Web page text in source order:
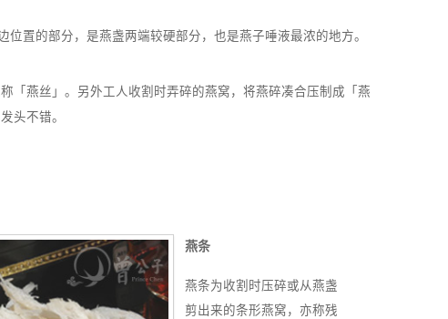
置的部分，是燕盏两端较硬部分，也是燕子唾液最浓的地方。
「燕丝」。另外工人收割时弄碎的燕窝，将燕碎凑合压制成「燕
头不错。
燕条
燕条为收割时压碎或从燕盏
剪出来的条形燕窝，亦称残